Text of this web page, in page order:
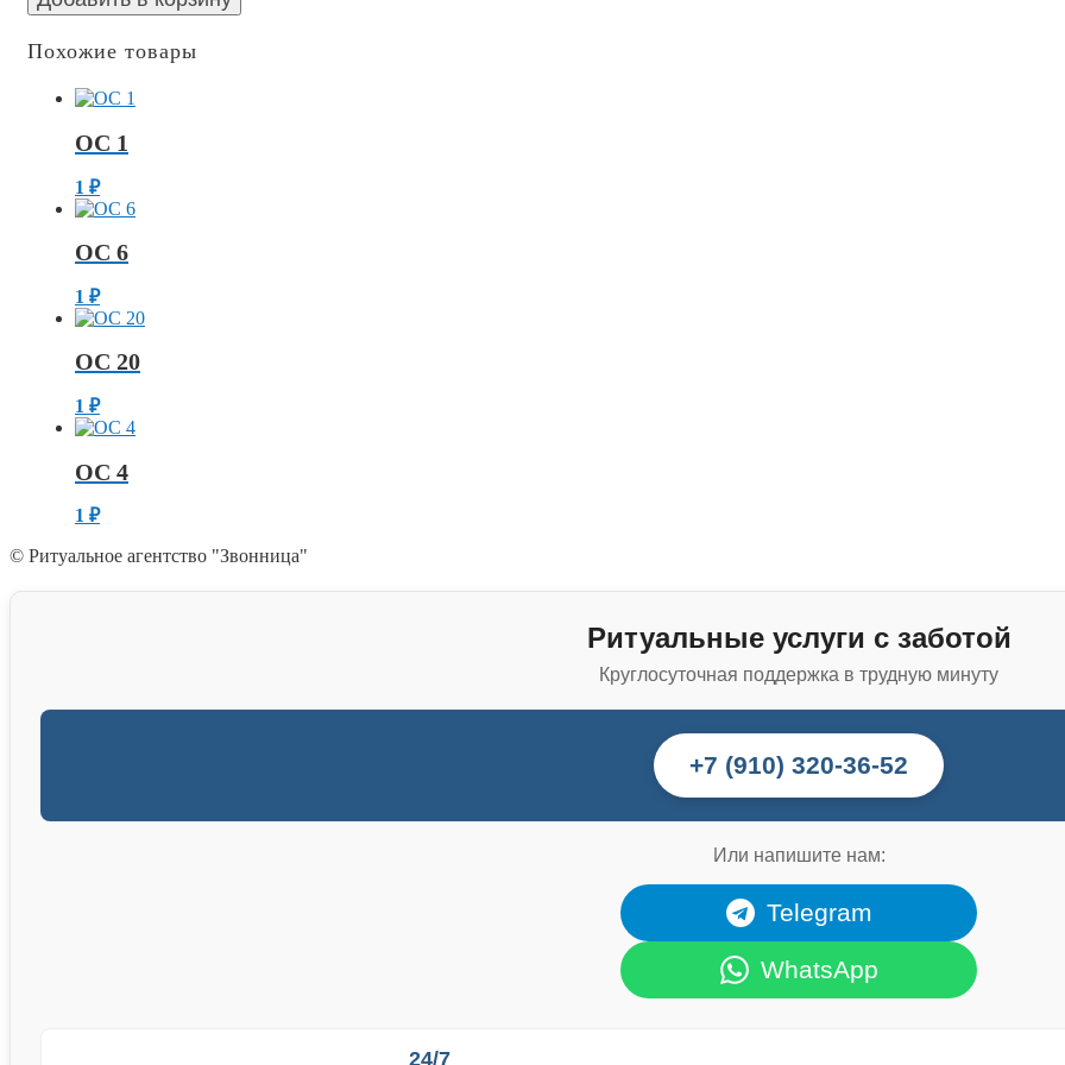
Похожие товары
ОС 1
1 ₽
ОС 6
1 ₽
ОС 20
1 ₽
ОС 4
1 ₽
© Ритуальное агентство "Звонница"
Ритуальные услуги с заботой
Круглосуточная поддержка в трудную минуту
+7 (910) 320-36-52
Или напишите нам:
Telegram
WhatsApp
24/7